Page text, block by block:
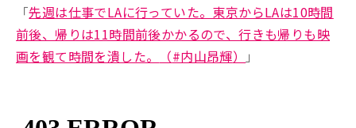
「先週は仕事でLAに行っていた。東京からLAは10時間
前後、帰りは11時間前後かかるので、行きも帰りも映
画を観て時間を潰した。
（#内山昂輝） 」